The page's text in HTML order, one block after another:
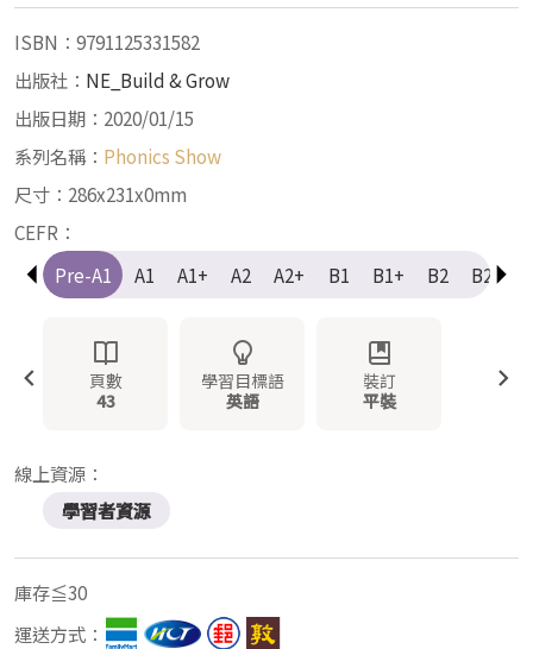
ISBN：9791125331582
出版社： NE_Build & Grow
出版日期：2020/01/15
系列名稱： Phonics Show
尺寸：286x231x0mm
CEFR：
Pre-A1
A1 A1+ A2 A2+ B1 B1+ B2 B2+
頁數
43
學習目標語
英語
裝訂
平裝
線上資源：
學習者資源
庫存≦30
運送方式：